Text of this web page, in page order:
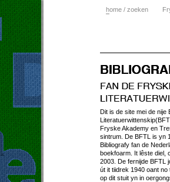
home / zoeken
Dit is de site mei de nije
Fryske Akademy en
sintrum. De BFTL is yn
Bibliografy fan de
boekfoarm. It lêste diel,
2003. De fernijde BFTL
út it tiidrek 1940 oant
op dit stuit yn in